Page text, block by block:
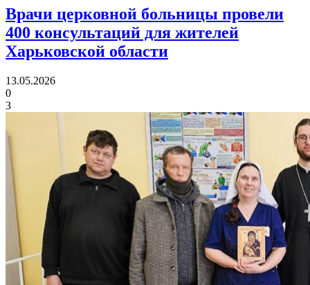
Врачи церковной больницы провели
400 консультаций для жителей
Харьковской области
13.05.2026
0
3